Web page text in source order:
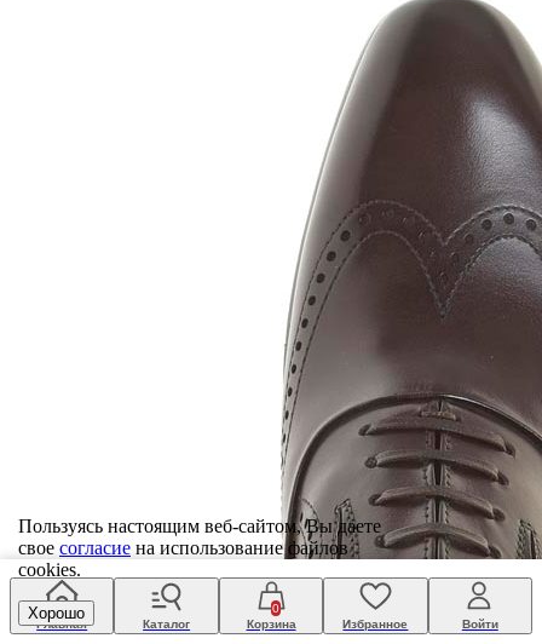
Главная Каталог
0
Корзина
Избранное Войти
Пользуясь настоящим веб-сайтом, Вы даете
свое согласие на использование файлов
cookies.
Хорошо